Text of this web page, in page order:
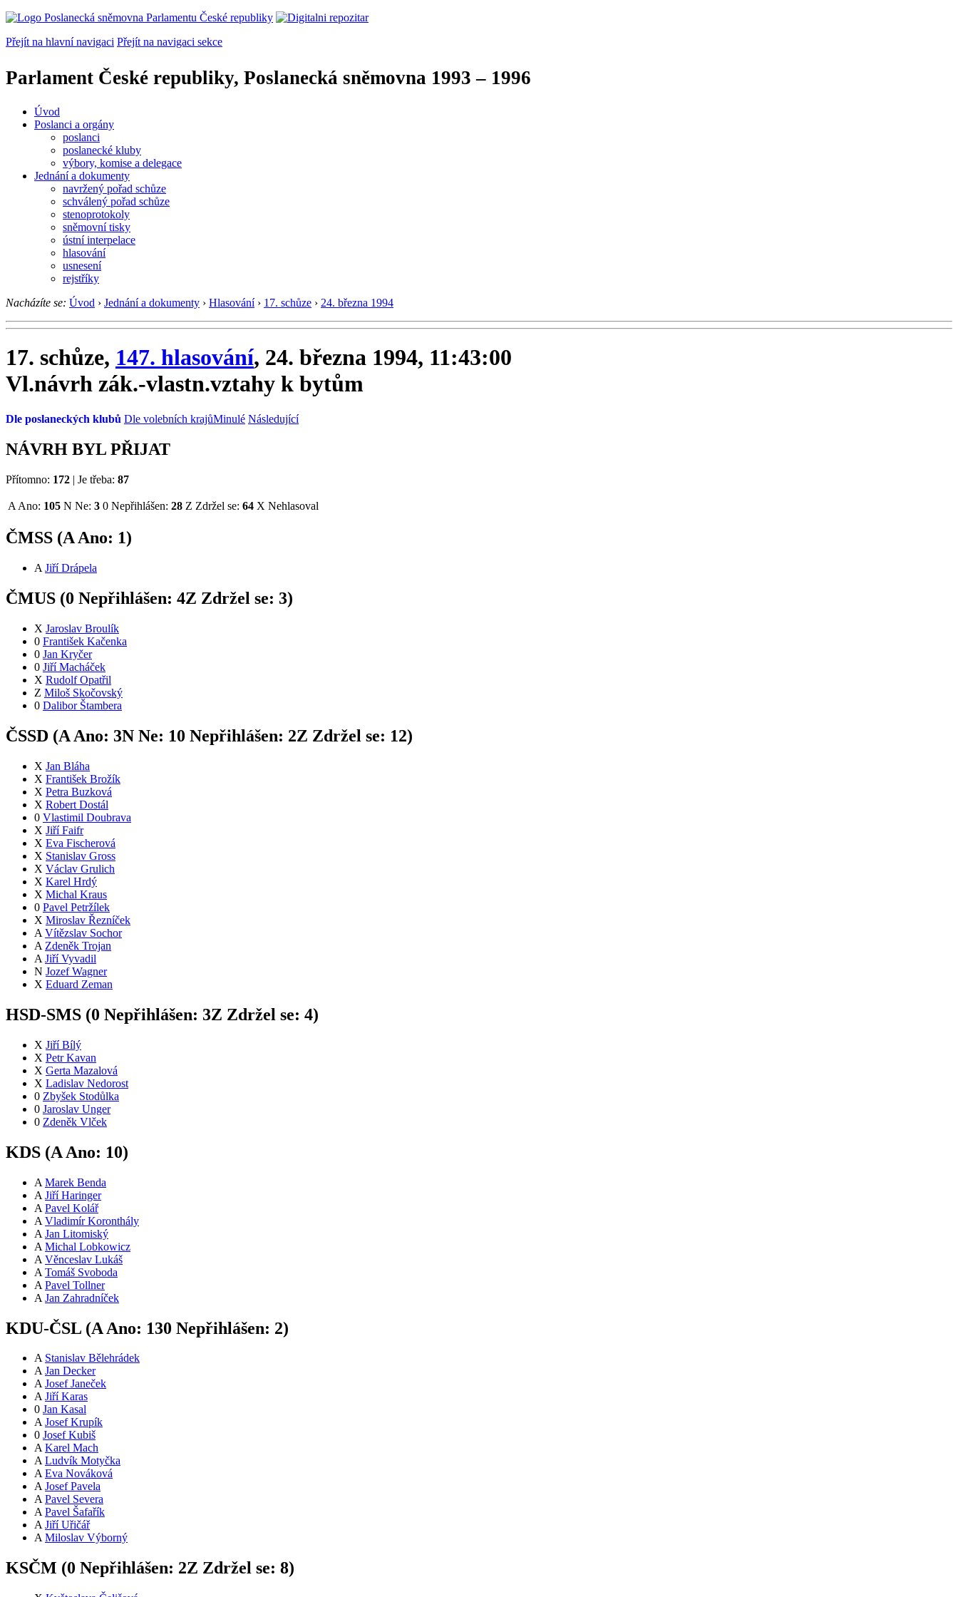
Přejít na hlavní navigaci Přejít na navigaci sekce
Parlament České republiky, Poslanecká sněmovna 1993 – 1996
Úvod
Poslanci a orgány
poslanci
poslanecké kluby
výbory, komise a delegace
Jednání a dokumenty
navržený pořad schůze
schválený pořad schůze
stenoprotokoly
sněmovní tisky
ústní interpelace
hlasování
usnesení
rejstříky
Nacházíte se: Úvod › Jednání a dokumenty › Hlasování › 17. schůze › 24. března 1994
17. schůze, 147. hlasování, 24. března 1994, 11:43:00
Vl.návrh zák.-vlastn.vztahy k bytům
Dle poslaneckých klubů Dle volebních krajůMinulé Následující
NÁVRH BYL PŘIJAT
Přítomno: 172 | Je třeba: 87
A Ano: 105 N Ne: 3 0 Nepřihlášen: 28 Z Zdržel se: 64 X Nehlasoval
ČMSS (AAno: 1)
A Jiří Drápela
ČMUS (0 Nepřihlášen: 4Z Zdržel se: 3)
X Jaroslav Broulík
0 František Kačenka
0 Jan Kryčer
0 Jiří Macháček
X Rudolf Opatřil
Z Miloš Skočovský
0 Dalibor Štambera
ČSSD (A Ano: 3N Ne: 10 Nepřihlášen: 2Z Zdržel se: 12)
X Jan Bláha
X František Brožík
X Petra Buzková
X Robert Dostál
0 Vlastimil Doubrava
X Jiří Faifr
X Eva Fischerová
X Stanislav Gross
X Václav Grulich
X Karel Hrdý
X Michal Kraus
0 Pavel Petržílek
X Miroslav Řezníček
A Vítězslav Sochor
A Zdeněk Trojan
A Jiří Vyvadil
N Jozef Wagner
X Eduard Zeman
HSD-SMS (0 Nepřihlášen: 3Z Zdržel se: 4)
X Jiří Bílý
X Petr Kavan
X Gerta Mazalová
X Ladislav Nedorost
0 Zbyšek Stodůlka
0 Jaroslav Unger
0 Zdeněk Vlček
KDS (A Ano: 10)
A Marek Benda
A Jiří Haringer
A Pavel Kolář
A Vladimír Koronthály
A Jan Litomiský
A Michal Lobkowicz
A Věnceslav Lukáš
A Tomáš Svoboda
A Pavel Tollner
A Jan Zahradníček
KDU-ČSL (A Ano: 130 Nepřihlášen: 2)
A Stanislav Bělehrádek
A Jan Decker
A Josef Janeček
A Jiří Karas
0 Jan Kasal
A Josef Krupík
0 Josef Kubiš
A Karel Mach
A Ludvík Motyčka
A Eva Nováková
A Josef Pavela
A Pavel Severa
A Pavel Šafařík
A Jiří Uřičář
A Miloslav Výborný
KSČM (0 Nepřihlášen: 2Z Zdržel se: 8)